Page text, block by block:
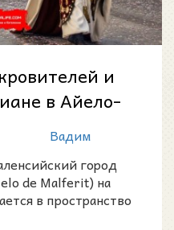
и
в Айело-
2026Вадим
город
de Malferit) на
в пространство